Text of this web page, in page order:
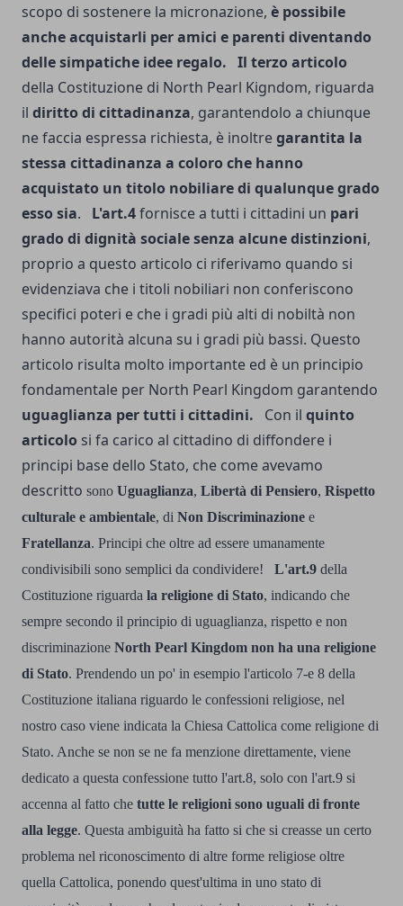
scopo di sostenere la micronazione, è possibile
anche acquistarli per amici e parenti diventando
delle simpatiche idee regalo. Il terzo articolo
della Costituzione di North Pearl Kigndom, riguarda
il diritto di cittadinanza, garantendolo a chiunque
ne faccia espressa richiesta, è inoltregarantita la
stessa cittadinanza a coloro che hanno
acquistato un titolo nobiliare di qualunque grado
esso sia. L'art.4fornisce a tutti i cittadini un pari
grado di dignità sociale senza alcune distinzioni,
proprio a questo articolo ci riferivamo quando si
evidenziava che i titoli nobiliari non conferiscono
specifici poteri e che i gradi più alti di nobiltà non
hanno autorità alcuna su i gradi più bassi. Questo
articolo risulta molto importante ed è un principio
fondamentale per North Pearl Kingdom garantendo
uguaglianza per tutti i cittadini. Con il quinto
articolo si fa carico al cittadino di diffondere i
principi base dello Stato, che come avevamo
descritto sono Uguaglianza, Libertà di Pensiero, Rispetto
culturale e ambientale, di Non Discriminazione e
Fratellanza. Principi che oltre ad essere umanamente
condivisibili sono semplici da condividere!
L'art.9 della
Costituzione riguarda la religione di Stato, indicando che
sempre secondo il principio di uguaglianza, rispetto e non
discriminazione North Pearl Kingdom non ha una religione
di Stato. Prendendo un po' in esempio l'articolo 7-e 8 della
Costituzione italiana riguardo le confessioni religiose, nel
nostro caso viene indicata la Chiesa Cattolica come religione di
Stato. Anche se non se ne fa menzione direttamente, viene
dedicato a questa confessione tutto l'art.8, solo con l'art.9 si
accenna al fatto che tutte le religioni sono uguali di fronte
alla legge. Questa ambiguità ha fatto si che si creasse un certo
problema nel riconoscimento di altre forme religiose oltre
quella Cattolica, ponendo quest'ultima in uno stato di